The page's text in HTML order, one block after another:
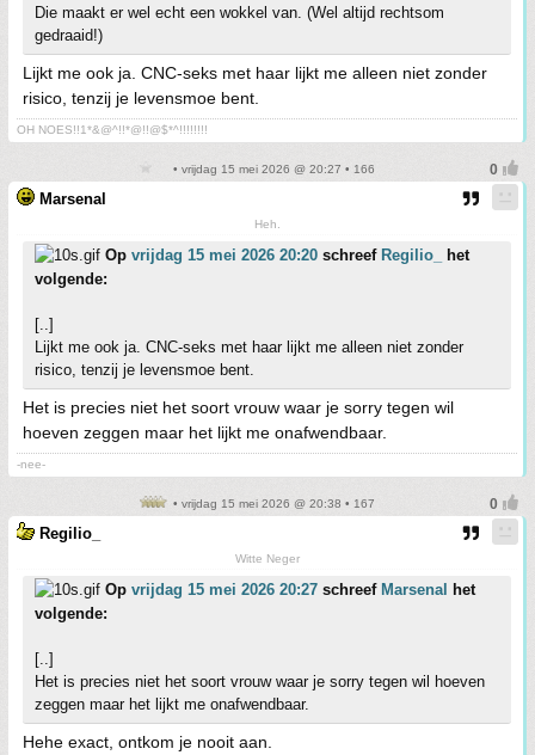
Die maakt er wel echt een wokkel van. (Wel altijd rechtsom
gedraaid!)
Lijkt me ook ja. CNC-seks met haar lijkt me alleen niet zonder
risico, tenzij je levensmoe bent.
OH NOES!!1*&@^!!*@!!@$*^!!!!!!!!
• vrijdag 15 mei 2026 @ 20:27 • 166
Marsenal
Heh.
Op vrijdag 15 mei 2026 20:20 schreef Regilio_
het
volgende:
[..]
Lijkt me ook ja. CNC-seks met haar lijkt me alleen niet zonder
risico, tenzij je levensmoe bent.
Het is precies niet het soort vrouw waar je sorry tegen wil
hoeven zeggen maar het lijkt me onafwendbaar.
-nee-
• vrijdag 15 mei 2026 @ 20:38 • 167
Regilio_
Witte Neger
Op vrijdag 15 mei 2026 20:27 schreef Marsenal het
volgende:
[..]
Het is precies niet het soort vrouw waar je sorry tegen wil hoeven
zeggen maar het lijkt me onafwendbaar.
Hehe exact, ontkom je nooit aan.